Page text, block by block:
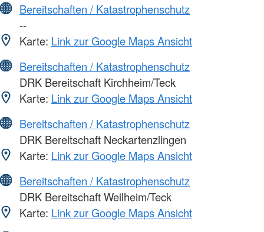
Bereitschaften / Katastrophenschutz
--
Karte: Link zur Google Maps Ansicht
Bereitschaften / Katastrophenschutz
DRK Bereitschaft Kirchheim/Teck
Karte: Link zur Google Maps Ansicht
Bereitschaften / Katastrophenschutz
DRK Bereitschaft Neckartenzlingen
Karte: Link zur Google Maps Ansicht
Bereitschaften / Katastrophenschutz
DRK Bereitschaft Weilheim/Teck
Karte: Link zur Google Maps Ansicht